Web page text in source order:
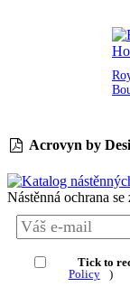
Acrovyn by
Nástěnná ochrana
Tick to
Policy
)